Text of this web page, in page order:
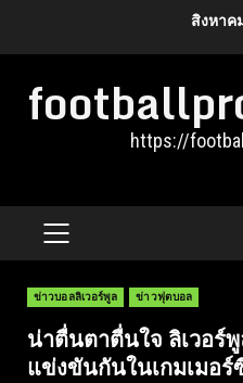
สิงหาค
https://
PRIMARY
ข่าวบอลลิเวอร์พูล ข่าวฟุตบอล
น่าตื่นตาตื่นใจ ลิเวอร์
แข่งขันกันในเกมเมอ